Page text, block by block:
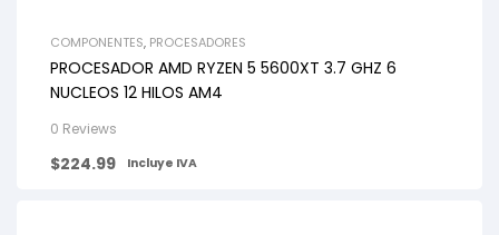
COMPONENTES, PROCESADORES
PROCESADOR AMD RYZEN 5 5600XT 3.7 GHZ 6
NUCLEOS 12 HILOS AM4
0 Reviews
$224.99 Incluye IVA